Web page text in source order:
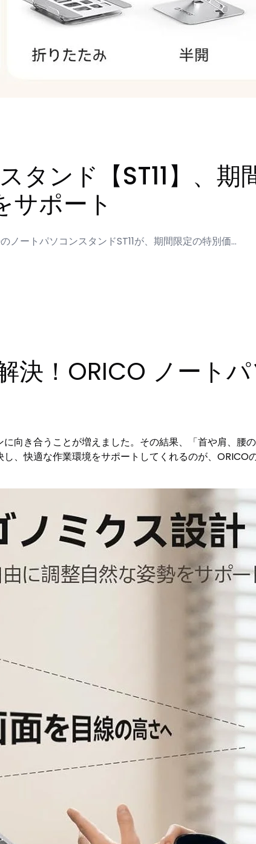
タンド【ST11】、期
サポート
ートパソコンスタンドST11が、期間限定の特別価…
決！ORICO ノート
向き合うことが増えました。その結果、「首や肩、腰
、快適な作業環境をサポートしてくれるのが、ORICO